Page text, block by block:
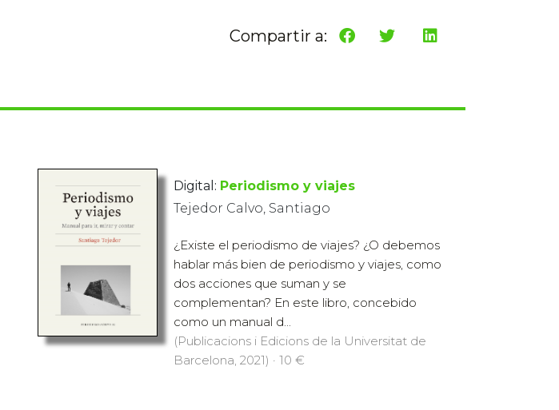
Compartir a:
Digital: Periodismo y viajes
Tejedor Calvo, Santiago
¿Existe el periodismo de viajes? ¿O debemos
hablar más bien de periodismo y viajes, como
dos acciones que suman y se
complementan? En este libro, concebido
como un manual d...
(Publicacions i Edicions de la Universitat de
Barcelona, 2021) · 10 €